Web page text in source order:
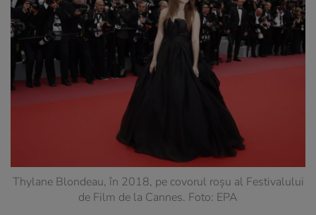
Thylane Blondeau, în 2018, pe covorul roșu al Festivalului
de Film de la Cannes. Foto: EPA